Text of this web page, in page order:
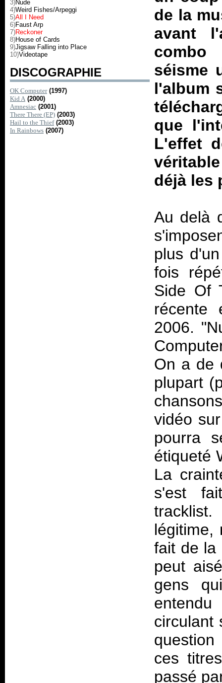
3)Nude
4)Weird Fishes/Arpeggi
5)All I Need
6)Faust Arp
7)Reckoner
8)House of Cards
9)Jigsaw Falling into Place
10)Videotape
DISCOGRAPHIE
OK Computer (1997)
Kid A (2000)
Amnesiac (2001)
There There (EP) (2003)
Hail to the Thief (2003)
In Rainbows (2007)
de la
avant
combo
séisme
l'album
que
L'effet
déjà les
Au delà
plus
fois
Side Of
récente
2006.
On a de
plupart
vidéo
pourra
étiqueté
La
s'est
légitime,
fait de la
peut
gens
circulant
ces